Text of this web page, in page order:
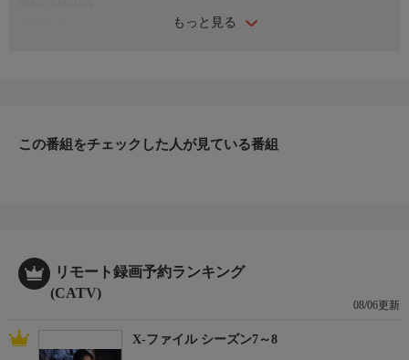
もっと見る
＊ライブ放送につき、番組および商品内容に変更が生じる場合も
この番組をチェックした人が見ている番組
リモート録画予約ランキング
(CATV)
08/06更新
X-ファイル シーズン7～8